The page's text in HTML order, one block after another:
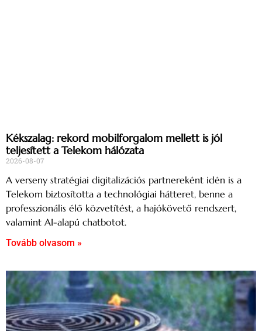
Kékszalag: rekord mobilforgalom mellett is jól
teljesített a Telekom hálózata
2026-08-07
A verseny stratégiai digitalizációs partnereként idén is a
Telekom biztosította a technológiai hátteret, benne a
professzionális élő közvetítést, a hajókövető rendszert,
valamint AI-alapú chatbotot.
Tovább olvasom »